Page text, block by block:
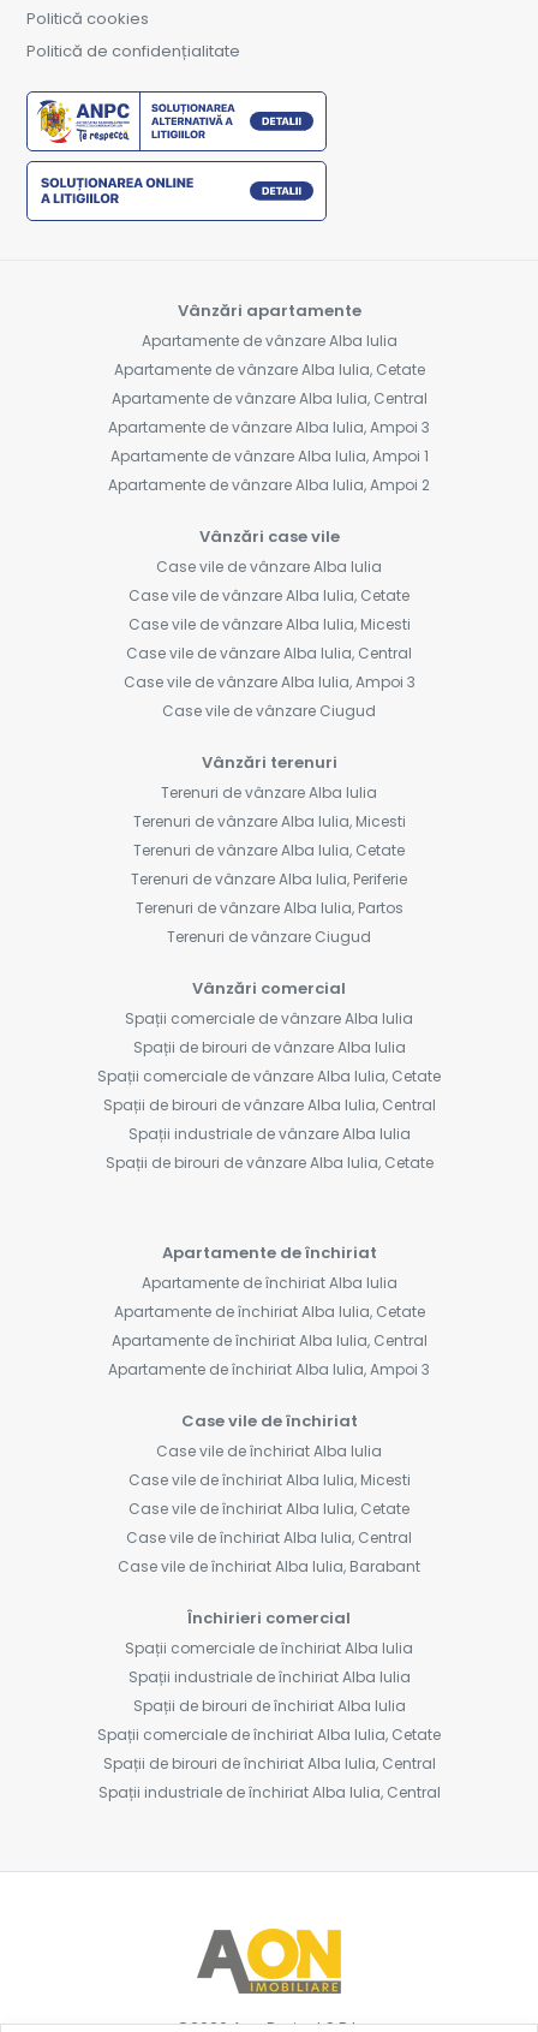
Politică cookies
Politică de confidențialitate
Vânzări apartamente
Apartamente de vânzare Alba Iulia
Apartamente de vânzare Alba Iulia, Cetate
Apartamente de vânzare Alba Iulia, Central
Apartamente de vânzare Alba Iulia, Ampoi 3
Apartamente de vânzare Alba Iulia, Ampoi 1
Apartamente de vânzare Alba Iulia, Ampoi 2
Vânzări case vile
Case vile de vânzare Alba Iulia
Case vile de vânzare Alba Iulia, Cetate
Case vile de vânzare Alba Iulia, Micesti
Case vile de vânzare Alba Iulia, Central
Case vile de vânzare Alba Iulia, Ampoi 3
Case vile de vânzare Ciugud
Vânzări terenuri
Terenuri de vânzare Alba Iulia
Terenuri de vânzare Alba Iulia, Micesti
Terenuri de vânzare Alba Iulia, Cetate
Terenuri de vânzare Alba Iulia, Periferie
Terenuri de vânzare Alba Iulia, Partos
Terenuri de vânzare Ciugud
Vânzări comercial
Spații comerciale de vânzare Alba Iulia
Spații de birouri de vânzare Alba Iulia
Spații comerciale de vânzare Alba Iulia, Cetate
Spații de birouri de vânzare Alba Iulia, Central
Spații industriale de vânzare Alba Iulia
Spații de birouri de vânzare Alba Iulia, Cetate
Apartamente de închiriat
Apartamente de închiriat Alba Iulia
Apartamente de închiriat Alba Iulia, Cetate
Apartamente de închiriat Alba Iulia, Central
Apartamente de închiriat Alba Iulia, Ampoi 3
Case vile de închiriat
Case vile de închiriat Alba Iulia
Case vile de închiriat Alba Iulia, Micesti
Case vile de închiriat Alba Iulia, Cetate
Case vile de închiriat Alba Iulia, Central
Case vile de închiriat Alba Iulia, Barabant
Închirieri comercial
Spații comerciale de închiriat Alba Iulia
Spații industriale de închiriat Alba Iulia
Spații de birouri de închiriat Alba Iulia
Spații comerciale de închiriat Alba Iulia, Cetate
Spații de birouri de închiriat Alba Iulia, Central
Spații industriale de închiriat Alba Iulia, Central